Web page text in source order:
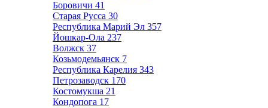
Боровичи 41
Старая Русса 30
Республика Марий Эл 357
Йошкар-Ола 237
Волжск 37
Козьмодемьянск 7
Республика Карелия 343
Петрозаводск 170
Костомукша 21
Кондопога 17